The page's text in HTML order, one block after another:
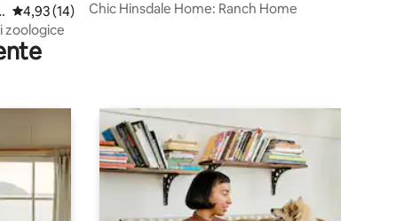
Scor mediu de 4,93 din 5, 14 recenzii
4,93 (14)
zoologice
e
Chic Hinsdale Home: Ranch Home